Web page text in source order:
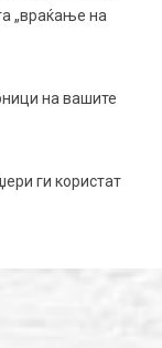
„враќање на
на вашите
ги користат